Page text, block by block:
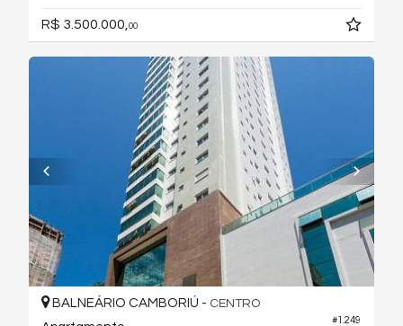
R$ 3.500.000, 00
#1.249
BALNEÁRIO CAMBORIÚ - CENTRO